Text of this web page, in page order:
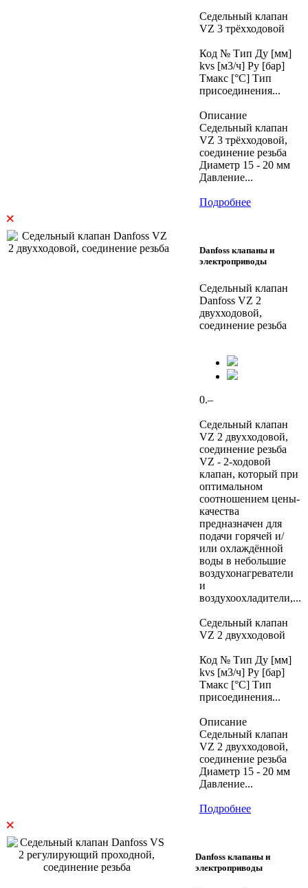
Седельный клапан
VZ 3 трёхходовой
Код № Тип Ду [мм]
kvs [м3/ч] Ру [бар]
Тмакс [°C] Тип
присоединения...
Описание
Седельный клапан
VZ 3 трёхходовой,
соединение резьба
Диаметр 15 - 20 мм
Давление...
Подробнее
×
Danfoss клапаны и
электроприводы
Седельный клапан
Danfoss VZ 2
двухходовой,
соединение резьба
0.–
Седельный клапан
VZ 2 двухходовой,
соединение резьба
VZ - 2-ходовой
клапан, который при
оптимальном
соотношением цены-
качества
предназначен для
подачи горячей и/
или охлаждённой
воды в небольшие
воздухонагреватели
и
воздухоохладители,...
Седельный клапан
VZ 2 двухходовой
Код № Тип Ду [мм]
kvs [м3/ч] Ру [бар]
Тмакс [°C] Тип
присоединения...
Описание
Седельный клапан
VZ 2 двухходовой,
соединение резьба
Диаметр 15 - 20 мм
Давление...
Подробнее
×
Danfoss клапаны и
электроприводы